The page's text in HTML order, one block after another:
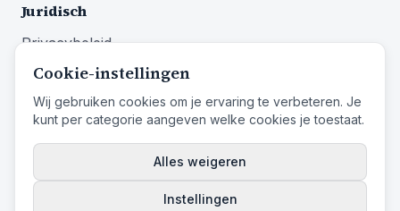
Juridisch
Privacybeleid
Algemene voorwaarden
Impressum
Herroepingsrecht
© 2026 Identity First Media
Cookie-instellingen
Wij gebruiken cookies om je ervaring te verbeteren. Je
kunt per categorie aangeven welke cookies je toestaat.
Alles weigeren
Instellingen